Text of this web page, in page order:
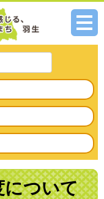
メニ
について